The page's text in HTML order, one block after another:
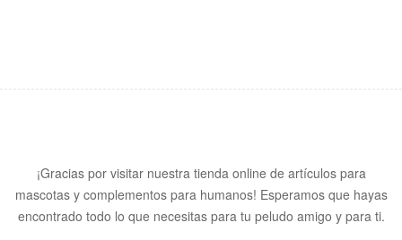
¡Gracias por visitar nuestra tienda online de artículos para
mascotas y complementos para humanos! Esperamos que hayas
encontrado todo lo que necesitas para tu peludo amigo y para ti.